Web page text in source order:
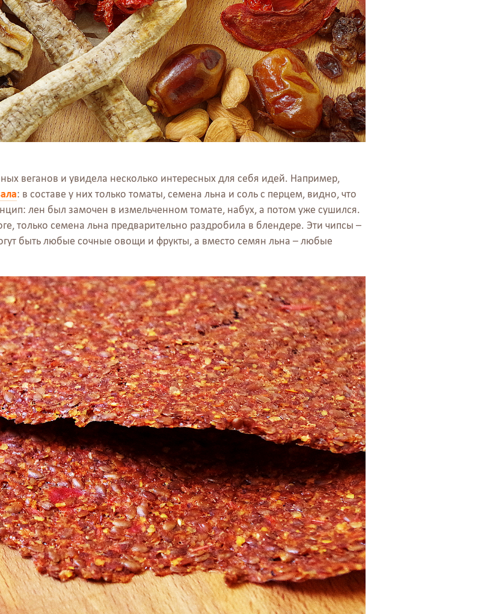
веганов и увидела несколько интересных для себя идей. Например,
: в составе у них только томаты, семена льна и соль с перцем, видно, что
лен был замочен в измельченном томате, набух, а потом уже сушился.
только семена льна предварительно раздробила в блендере. Эти чипсы –
быть любые сочные овощи и фрукты, а вместо семян льна – любые